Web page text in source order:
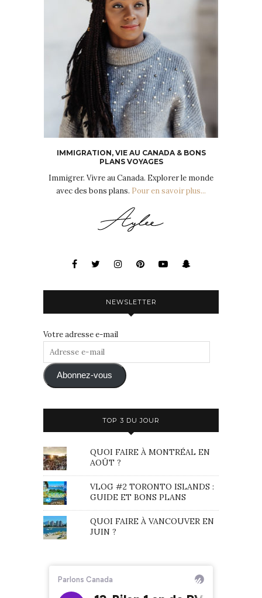
IMMIGRATION, VIE AU CANADA & BONS
PLANS VOYAGES
Immigrer. Vivre au Canada. Explorer le monde
avec des bons plans. Pour en savoir plus...
NEWSLETTER
Votre adresse e-mail
Adresse
mail Abonnez-vous
TOP 3 DU JOUR
QUOI FAIRE À MONTRÉAL EN
AOÛT ?
VLOG #2 TORONTO ISLANDS :
GUIDE ET BONS PLANS
QUOI FAIRE À VANCOUVER EN
JUIN ?